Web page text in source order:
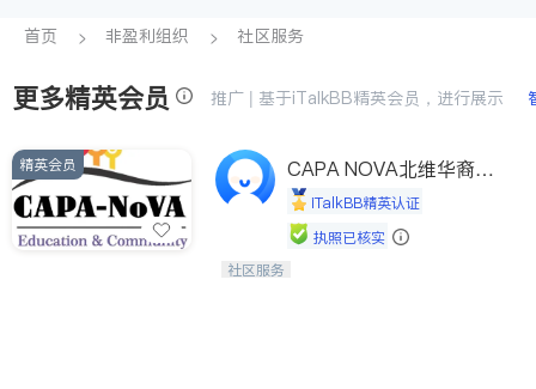
教育
非盈利组织
首页 非盈利组织 社区服务
更多精英会员 推广 | 基于iTalkBB精英会员，进行展示
精英会员
CAPA NOVA北维华裔家
长会iTalkBB精英认证
执照已核实
连接家长与社会，赋能孩子与下一代，
社区服务